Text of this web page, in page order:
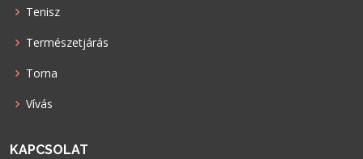
Tenisz
Természetjárás
Torna
Vívás
KAPCSOLAT